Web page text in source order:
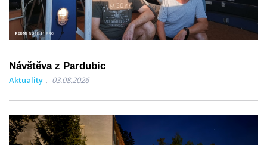
Návštěva z Pardubic
Aktuality 03.08.2026